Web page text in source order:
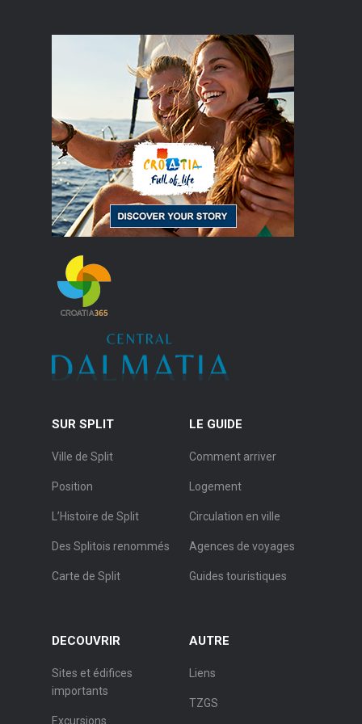
SUR SPLIT
Ville de Split
Position
L’Histoire de Split
Des Splitois renommés
Carte de Split
LE GUIDE
Comment arriver
Logement
Circulation en ville
Agences de voyages
Guides touristiques
DECOUVRIR
Sites et édifices
importants
Excursions
AUTRE
Liens
TZGS